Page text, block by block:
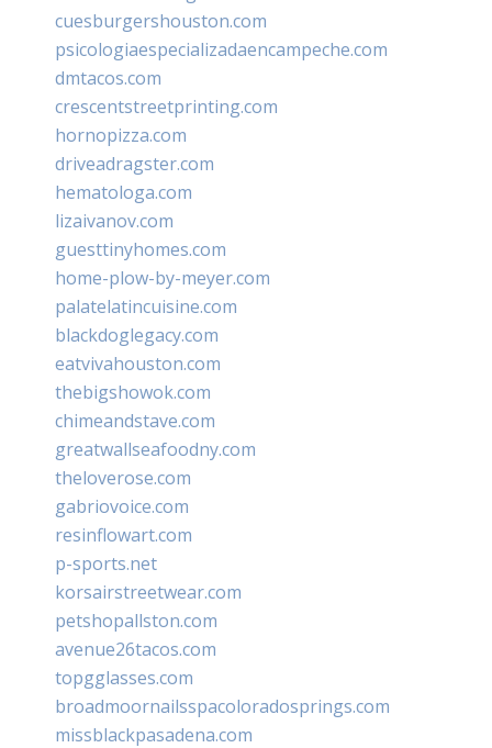
cuesburgershouston.com
psicologiaespecializadaencampeche.com
dmtacos.com
crescentstreetprinting.com
hornopizza.com
driveadragster.com
hematologa.com
lizaivanov.com
guesttinyhomes.com
home-plow-by-meyer.com
palatelatincuisine.com
blackdoglegacy.com
eatvivahouston.com
thebigshowok.com
chimeandstave.com
greatwallseafoodny.com
theloverose.com
gabriovoice.com
resinflowart.com
p-sports.net
korsairstreetwear.com
petshopallston.com
avenue26tacos.com
topgglasses.com
broadmoornailsspacoloradosprings.com
missblackpasadena.com